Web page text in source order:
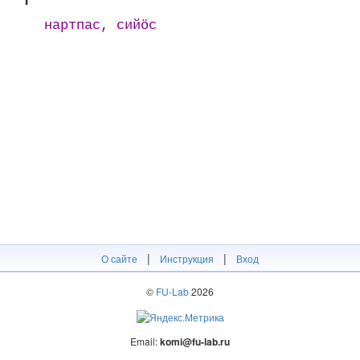
нартпас, сийӧс
О сайте | Инструкция | Вход
© FU-Lab2026
Email:komi@fu-lab.ru